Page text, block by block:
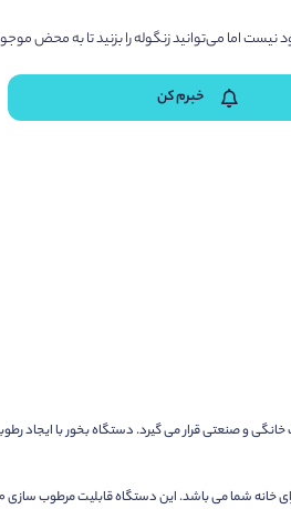
نیست اما می‌توانید زنگوله را بزنید تا به محض
خبرم کن
و صنعتی قرار می گیرد. دستگاه بخور با